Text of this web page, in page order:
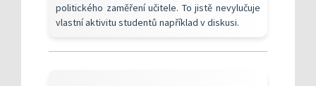
politického zaměření učitele. To jistě nevylučuje
vlastní aktivitu studentů například v diskusi.